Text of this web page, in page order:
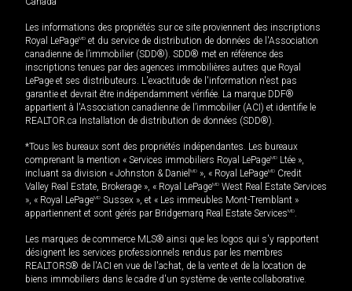
Les informations des propriétés sur ce site proviennent des inscriptions
Royal LePageMD et du service de distribution de données de l'Association
canadienne de l’immobilier (SDD®). SDD® met en référence des
inscriptions tenues par des agences immobilières autres que Royal
LePage et ses distributeurs. L'exactitude de l'information n'est pas
garantie et devrait être indépendamment vérifiée. La marque DDF®
appartient à l'Association canadienne de l’immobilier (ACI) et identifie le
REALTOR.ca Installation de distribution de données (SDD®).
*Tous les bureaux sont des propriétés indépendantes. Les bureaux
comprenant la mention « Services immobiliers Royal LePageMD Ltée »,
incluant sa division « Johnston & Daniel MD », « Royal LePageMD Credit
Valley Real Estate, Brokerage », « Royal LePageMD West Real Estate Services
», « Royal LePageMD Sussex », et « Les immeubles Mont-Tremblant »
appartiennent et sont gérés par Bridgemarq Real Estate ServicesMD.
Les marques de commerce MLS® ainsi que les logos qui s'y rapportent
désignent les services professionnels rendus par les membres
REALTORS® de l'ACI en vue de l'achat, de la vente et de la location de
biens immobiliers dans le cadre d'un système de vente collaborative.